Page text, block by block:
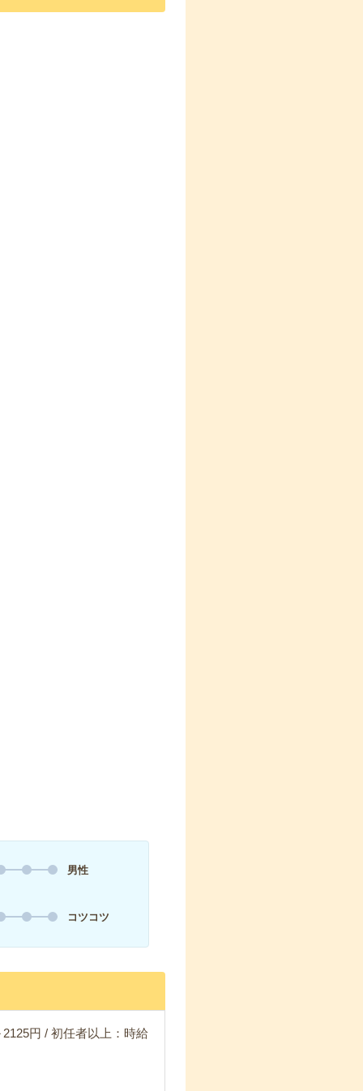
男性
コツコツ
円 / 初任者以上：時給